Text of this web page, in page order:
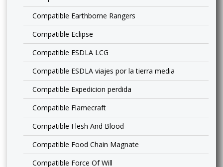
Compatible Earthborne Rangers
Compatible Eclipse
Compatible ESDLA LCG
Compatible ESDLA viajes por la tierra media
Compatible Expedicion perdida
Compatible Flamecraft
Compatible Flesh And Blood
Compatible Food Chain Magnate
Compatible Force Of Will